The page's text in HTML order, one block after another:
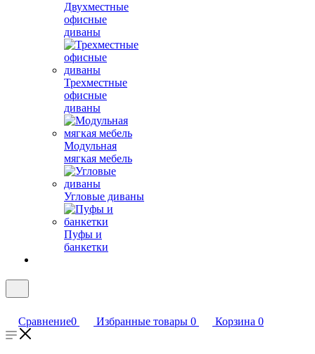
Двухместные
офисные
диваны
Трехместные
офисные
диваны
Модульная
мягкая мебель
Угловые диваны
Пуфы и
банкетки
Сравнение0 Избранные товары 0 Корзина 0